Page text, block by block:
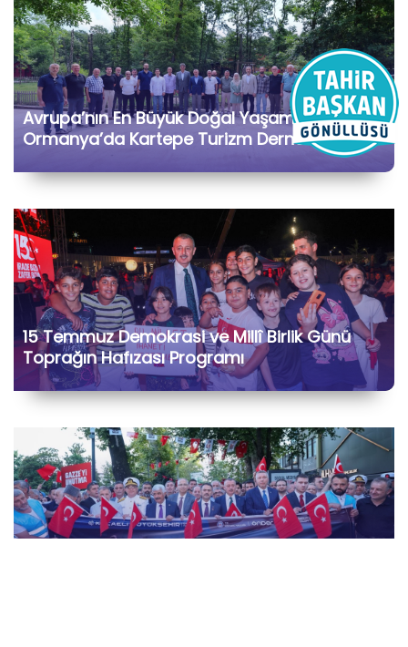
Avrupa’nın En Büyük Doğal Yaşam Parkı
Ormanya’da Kartepe Turizm Dernekleri ve
Bölge İşletmecileriyle Bir Araya Geldik
15 Temmuz Demokrasi ve Millî Birlik Günü
Toprağın Hafızası Programı